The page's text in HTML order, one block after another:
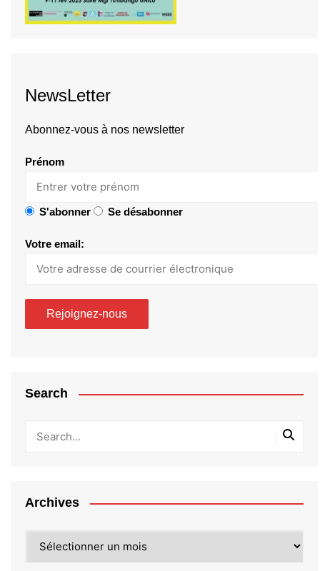
NewsLetter
Abonnez-vous à nos newsletter
Prénom
S'abonner Se désabonner
Votre email:
Search
Archives